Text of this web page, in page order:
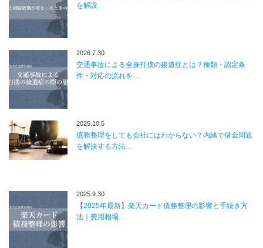
を解説
2026.7.30
交通事故による全身打撲の後遺症とは？種類・認定条
件・対応の流れを…
2025.10.5
債務整理をしても会社にはわからない？内緒で借金問題
を解決する方法…
2025.9.30
【2025年最新】楽天カード債務整理の影響と手続き方
法｜費用相場…